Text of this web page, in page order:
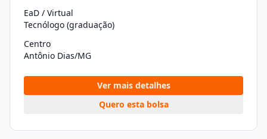
EaD / Virtual
Tecnólogo (graduação)
Centro
Antônio Dias/MG
Ver mais detalhes
Quero esta bolsa